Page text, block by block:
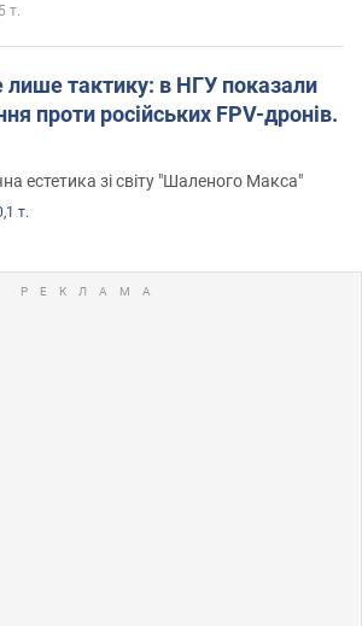
т.
лише тактику: в НГУ показали
проти російських FPV-дронів.
естетика зі світу "Шаленого Макса"
т.